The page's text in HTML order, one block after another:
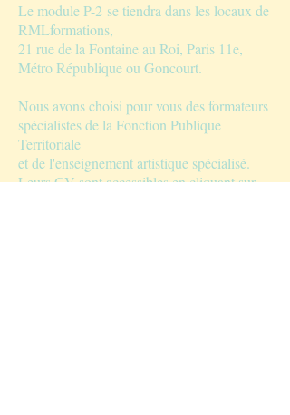
Le module P-2 se tiendra dans les locaux de
RMLformations,
21 rue de la Fontaine au Roi, Paris 11e,
Métro République ou Goncourt.
Nous avons choisi pour vous des formateurs
spécialistes de la Fonction Publique
Territoriale
et de l'enseignement artistique spécialisé.
Leurs CV sont accessibles en cliquant sur